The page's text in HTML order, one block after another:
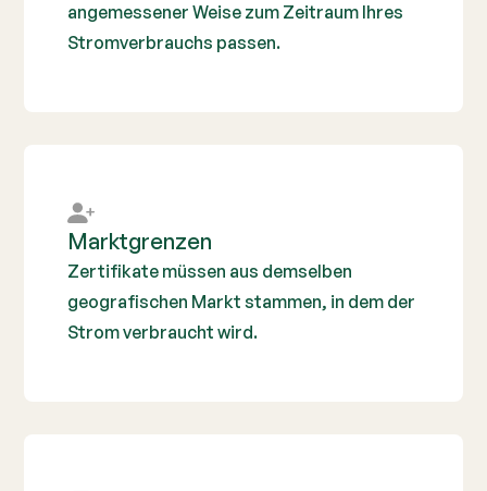
angemessener Weise zum Zeitraum Ihres
Stromverbrauchs passen.
Marktgrenzen
Zertifikate müssen aus demselben
geografischen Markt stammen, in dem der
Strom verbraucht wird.